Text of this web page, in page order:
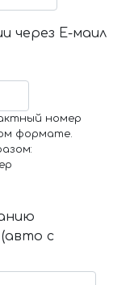
через Е-маил
номер
формате.
с